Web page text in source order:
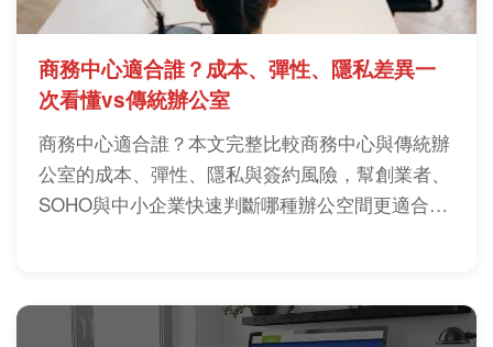
商務中心適合誰？成本、彈性、隱私差異一
次看懂vs傳統辦公室
商務中心適合誰？本文完整比較商務中心與傳統辦
公室的成本、彈性、隱私與簽約風險，幫創業者、
SOHO與中小企業快速判斷哪種辦公空間更適合自